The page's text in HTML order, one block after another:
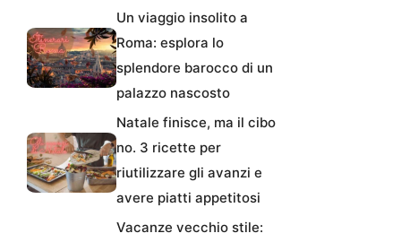
Un viaggio insolito a
Roma: esplora lo
splendore barocco di un
palazzo nascosto
Natale finisce, ma il cibo
no. 3 ricette per
riutilizzare gli avanzi e
avere piatti appetitosi
Vacanze vecchio stile: